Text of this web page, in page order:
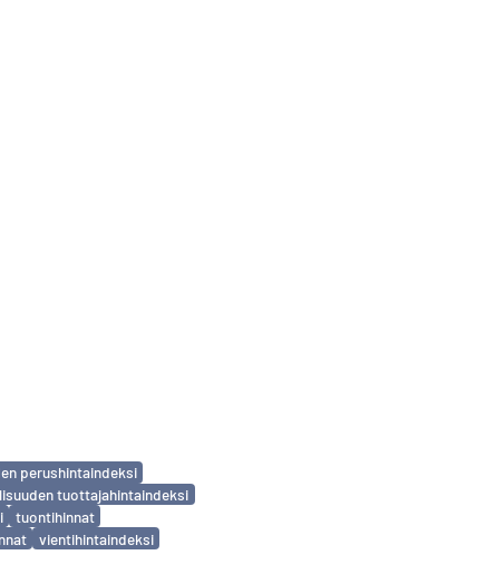
perushintaindeksi
tuottajahintaindeksi
tuontihinnat
vientihintaindeksi